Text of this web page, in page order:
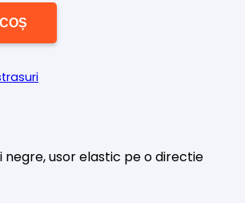
negre, usor elastic pe o directie